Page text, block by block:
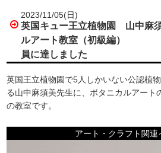
2023/11/05(日)
英国キュー王立植物園 山中麻
ルアート教室（初級編）
員に達しました
英国王立植物園で5人しかいない公認植
る山中麻須美先生に、ボタニカルアート
の教室です。
アート・クラフト関連